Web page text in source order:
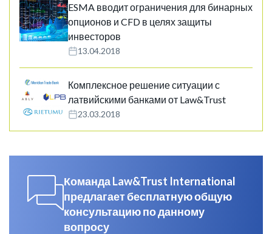
ESMA вводит ограничения для бинарных
опционов и CFD в целях защиты
инвесторов
13.04.2018
Комплексное решение ситуации с
латвийскими банками от Law&Trust
23.03.2018
Команда Law&Trust International
предлагает бесплатную общую
консультацию по данному
вопросу